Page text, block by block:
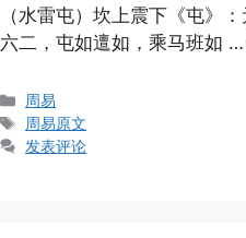
（水雷屯）坎上震下《屯》
六二，屯如邅如，乘马班如 …
分
类
周易
标
签
周易原文
发表评论